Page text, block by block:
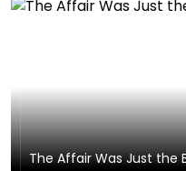
The Affair Was Just the